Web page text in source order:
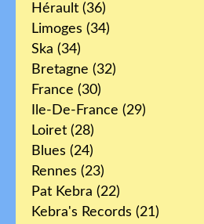
Hérault (36)
Limoges (34)
Ska (34)
Bretagne (32)
France (30)
Ile-De-France (29)
Loiret (28)
Blues (24)
Rennes (23)
Pat Kebra (22)
Kebra's Records (21)